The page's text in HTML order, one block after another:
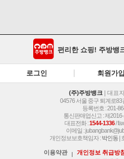
편리한 쇼핑! 주방뱅
로그인 회원가입
(주)주방뱅크 | 대표
04576 서울 중구 퇴계로83
등록번호 : 201-
통신판매업신고 : 제
대표전화 :1544-1336/
이메일 :
개인정보보호책임자 :박인동|
이용약관 개인정보 취급방